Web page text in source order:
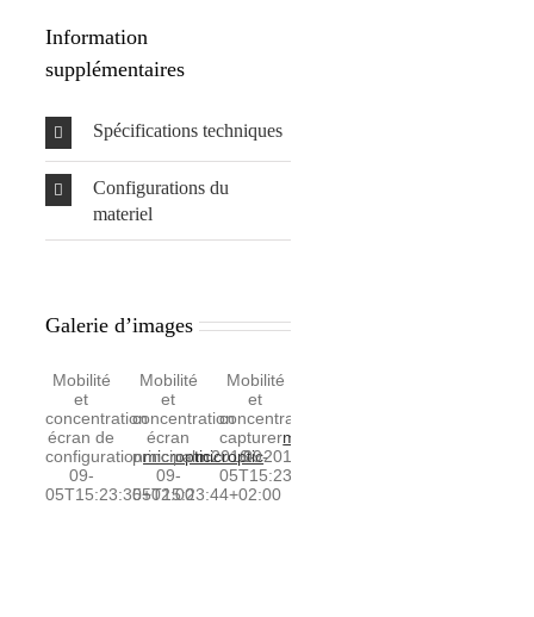
Information
supplémentaires
Spécifications techniques
Configurations du
materiel
Galerie d’images
Mobilité
et
concentration
écran de
configurationmicroptic2016-
09-
05T15:23:35+02:00
Mobilité
et
concentration
écran
principalmicroptic2016-
09-
05T15:23:44+02:00
Mobilité
et
concentration
capturermicroptic
09-
05T15:23:52+02:00